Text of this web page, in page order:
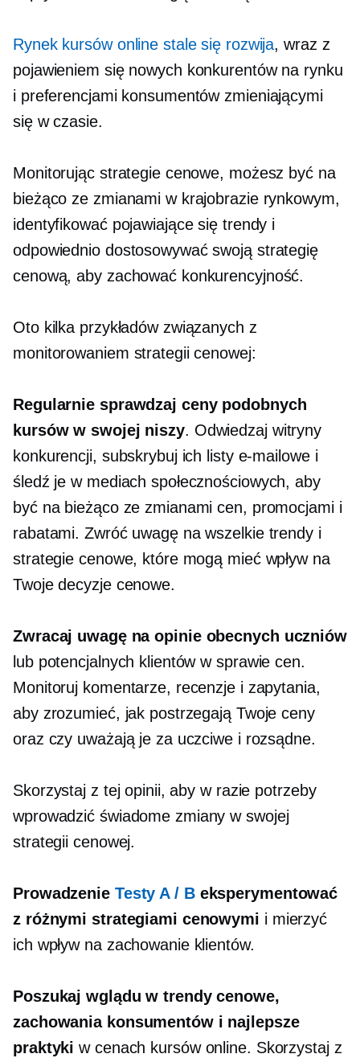
Rynek kursów online stale się rozwija, wraz z
pojawieniem się nowych konkurentów na rynku
i preferencjami konsumentów zmieniającymi
się w czasie.
Monitorując strategie cenowe, możesz być na
bieżąco ze zmianami w krajobrazie rynkowym,
identyfikować pojawiające się trendy i
odpowiednio dostosowywać swoją strategię
cenową, aby zachować konkurencyjność.
Oto kilka przykładów związanych z
monitorowaniem strategii cenowej:
Regularnie sprawdzaj ceny podobnych
kursów w swojej niszy. Odwiedzaj witryny
konkurencji, subskrybuj ich listy e-mailowe i
śledź je w mediach społecznościowych, aby
być na bieżąco ze zmianami cen, promocjami i
rabatami. Zwróć uwagę na wszelkie trendy i
strategie cenowe, które mogą mieć wpływ na
Twoje decyzje cenowe.
Zwracaj uwagę na opinie obecnych uczniów
lub potencjalnych klientów w sprawie cen.
Monitoruj komentarze, recenzje i zapytania,
aby zrozumieć, jak postrzegają Twoje ceny
oraz czy uważają je za uczciwe i rozsądne.
Skorzystaj z tej opinii, aby w razie potrzeby
wprowadzić świadome zmiany w swojej
strategii cenowej.
Prowadzenie Testy A / Beksperymentować
z różnymi strategiami cenowymi i mierzyć
ich wpływ na zachowanie klientów.
Poszukaj wglądu w trendy cenowe,
zachowania konsumentów i najlepsze
praktyki w cenach kursów online. Skorzystaj z